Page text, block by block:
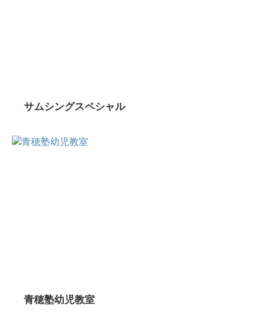
サムシングスペシャル
青穂塾幼児教室